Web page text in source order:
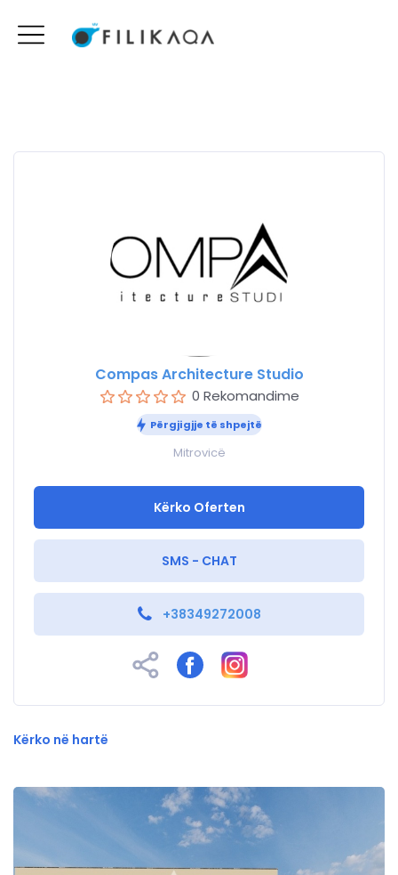
Compas Architecture Studio
0 Rekomandime
Përgjigjje të shpejtë
Mitrovicë
Kërko Oferten
SMS - CHAT
+38349272008
Kërko në hartë